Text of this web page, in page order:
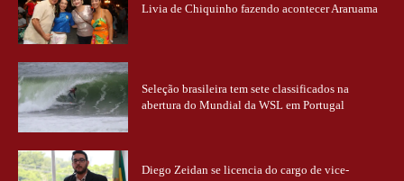
Livia de Chiquinho fazendo acontecer Araruama
Seleção brasileira tem sete classificados na
abertura do Mundial da WSL em Portugal
Diego Zeidan se licencia do cargo de vice-